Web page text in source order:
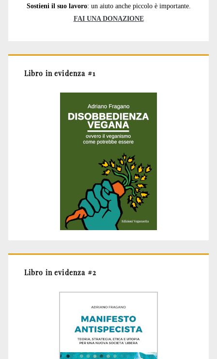
Sostieni il suo lavoro: un aiuto anche piccolo è importante.
FAI UNA DONAZIONE
Libro in evidenza #1
Libro in evidenza #2